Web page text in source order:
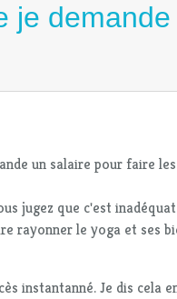
je demande
un salaire pour faire
jugez que c'est
rayonner le yoga et ses
instantanné. Je dis cela